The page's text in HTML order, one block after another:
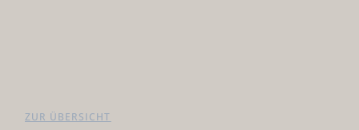
ZUR ÜBERSICHT